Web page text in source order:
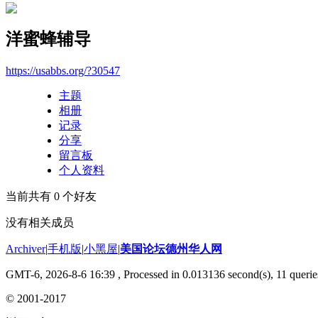
洋蜜蜂辅导
https://usabbs.org/?30547
主题
相册
记录
分享
留言板
个人资料
当前共有 0 个好友
没有相关成员
Archiver|手机版|小黑屋|美国论坛德州华人网
GMT-6, 2026-8-6 16:39 , Processed in 0.013136 second(s), 11
© 2001-2017